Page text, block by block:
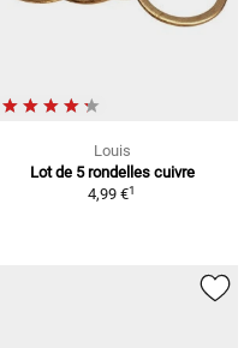
Louis
Lot de 5 rondelles cuivre
4,99 €1